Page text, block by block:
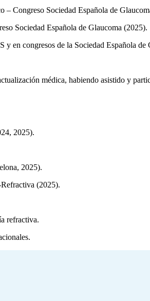
– Congreso Sociedad Española de
Sociedad Española de Glaucoma (2025).
en congresos de la Sociedad Española
médica, habiendo asistido y
2025).
2025).
(2025).
refractiva.